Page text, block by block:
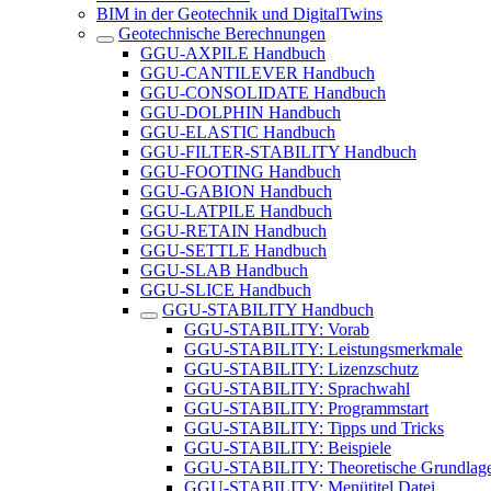
BIM in der Geotechnik und DigitalTwins
Geotechnische Berechnungen
GGU-AXPILE Handbuch
GGU-CANTILEVER Handbuch
GGU-CONSOLIDATE Handbuch
GGU-DOLPHIN Handbuch
GGU-ELASTIC Handbuch
GGU-FILTER-STABILITY Handbuch
GGU-FOOTING Handbuch
GGU-GABION Handbuch
GGU-LATPILE Handbuch
GGU-RETAIN Handbuch
GGU-SETTLE Handbuch
GGU-SLAB Handbuch
GGU-SLICE Handbuch
GGU-STABILITY Handbuch
GGU-STABILITY: Vorab
GGU-STABILITY: Leistungsmerkmale
GGU-STABILITY: Lizenzschutz
GGU-STABILITY: Sprachwahl
GGU-STABILITY: Programmstart
GGU-STABILITY: Tipps und Tricks
GGU-STABILITY: Beispiele
GGU-STABILITY: Theoretische
GGU-STABILITY: Menütitel Datei